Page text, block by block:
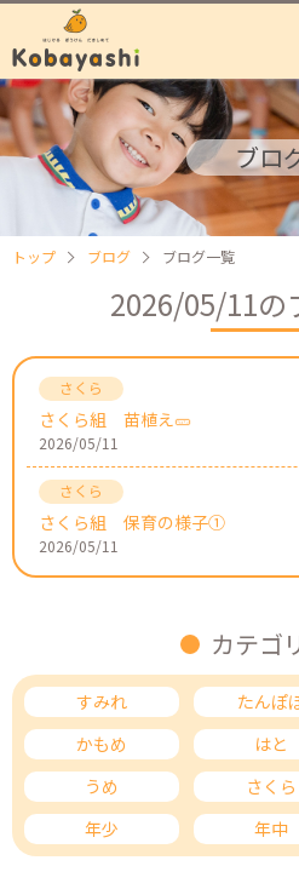
ブロ
トップ ブログ ブログ一覧
2026/05/11の
さくら組 苗植え🥒
2026/05/11
さくら組 保育の様子①
2026/05/11
カテゴ
すみれ たんぽ
かもめ
はと
うめ
さくら
年少
年中